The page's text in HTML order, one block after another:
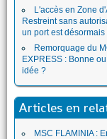
L'accès en Zone
Restreint sans
un port est
Remorquage du
EXPRESS : Bonne
idée ?
Articles en
MSC FLAMINIA :